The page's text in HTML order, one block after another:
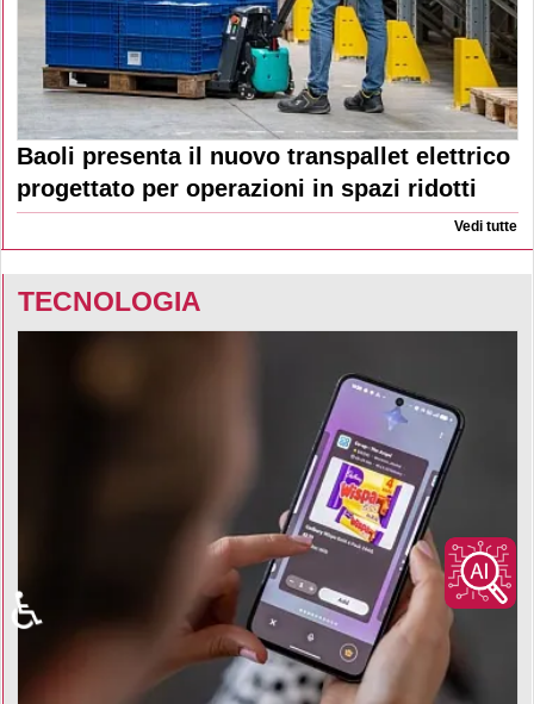
Baoli presenta il nuovo transpallet elettrico
progettato per operazioni in spazi ridotti
Vedi tutte
TECNOLOGIA